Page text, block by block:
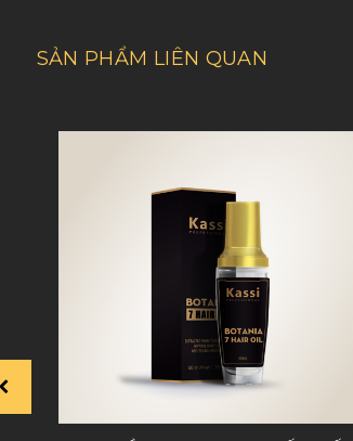
SẢN PHẨM LIÊN QUAN